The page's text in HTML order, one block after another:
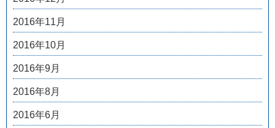
2016年11月
2016年10月
2016年9月
2016年8月
2016年6月